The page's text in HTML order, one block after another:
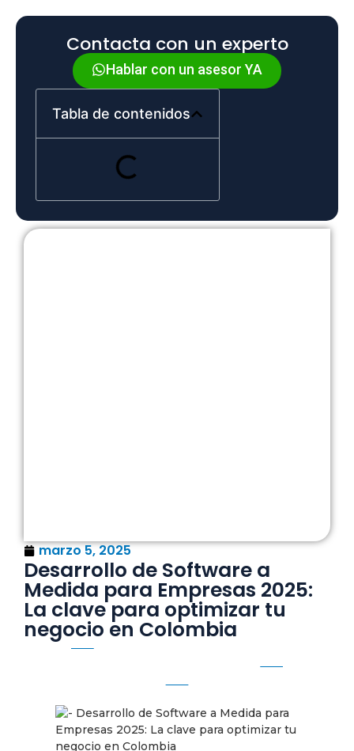
Contacta con un experto
Hablar con un asesor YA
Tabla de contenidos
marzo 5, 2025
Desarrollo de Software a
Medida para Empresas 2025:
La clave para optimizar tu
negocio en Colombia